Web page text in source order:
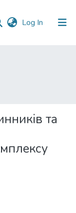
Log In (current)
та